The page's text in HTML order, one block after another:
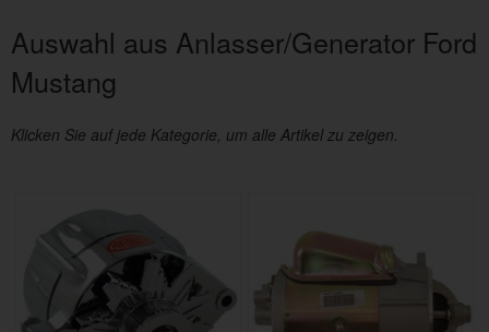
Auswahl aus Anlasser/Generator Ford
Mustang
Klicken Sie auf jede Kategorie, um alle Artikel zu zeigen.